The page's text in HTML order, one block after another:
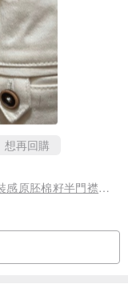
想再回購
ECRU SOLI素白已然春日系簡約工裝感原胚棉籽半門襟紐扣連衣裙